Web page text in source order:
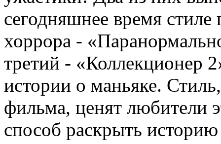
сегодняшнее время стиле
хоррора -
третий - «Коллекционер
истории о маньяке.
фильма, ценят любители
способ раскрыть